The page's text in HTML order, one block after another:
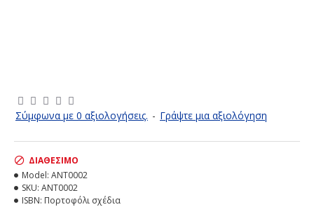
Σύμφωνα με 0 αξιολογήσεις. - Γράψτε μια αξιολόγηση
ΔΙΑΘΈΣΙΜΟ
Model: ANT0002
SKU: ANT0002
ISBN: Πορτοφόλι σχέδια